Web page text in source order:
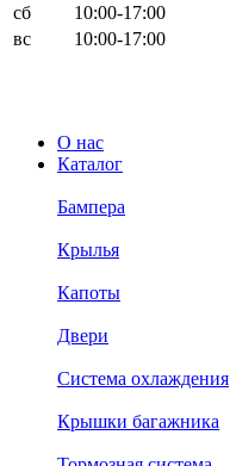
сб
10:00-17:00
вс
10:00-17:00
О нас
Каталог
Бампера
Крылья
Капоты
Двери
Система охлаждения
Крышки багажника